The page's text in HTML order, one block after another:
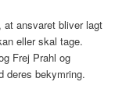
at ansvaret bliver lagt
eller skal tage.
Frej Prahl og
deres bekymring.